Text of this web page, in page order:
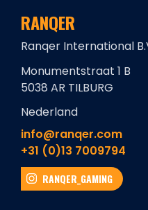
RANQER
Ranqer International
Monumentstraat 1 B
5038 AR TILBURG
Nederland
info@ranqer.com
+31 (0)13 7009794
RANQER_GAMING